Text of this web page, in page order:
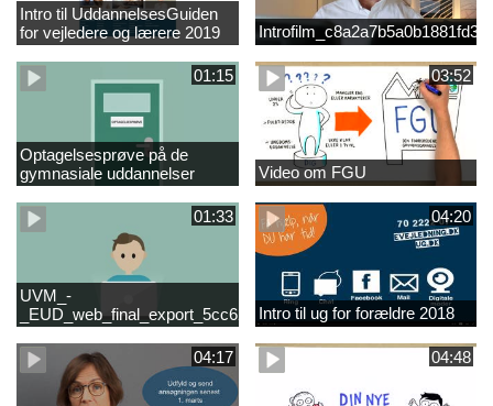
Intro til UddannelsesGuiden
for vejledere og lærere 2019
01:15
Optagelsesprøve på de
gymnasiale uddannelser
03:52
Video om FGU
01:33
UVM_-
04:20
Intro til ug for forældre 2018
04:17 04:48